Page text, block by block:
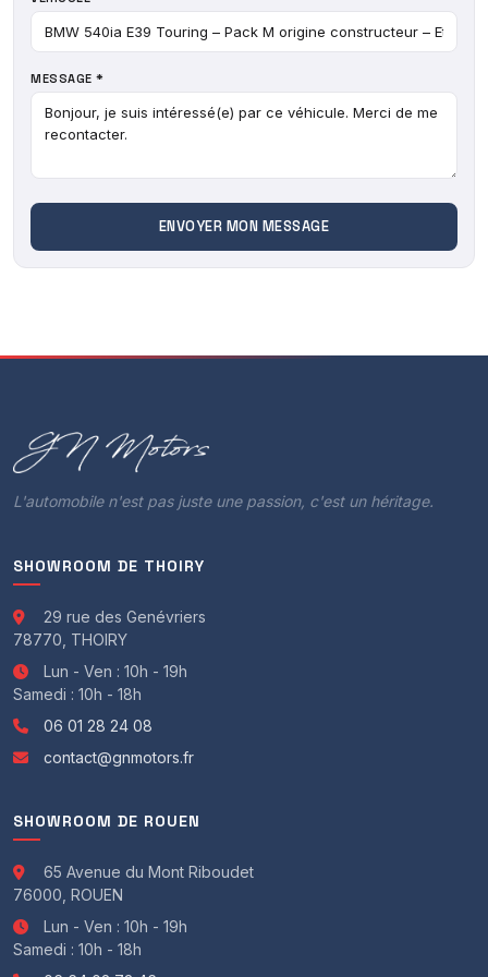
MESSAGE *
L'automobile n'est pas juste une passion, c'est un héritage.
SHOWROOM DE THOIRY
29 rue des Genévriers
78770, THOIRY
Lun - Ven : 10h - 19h
Samedi : 10h - 18h
06 01 28 24 08
contact@gnmotors.fr
SHOWROOM DE ROUEN
65 Avenue du Mont Riboudet
76000, ROUEN
Lun - Ven : 10h - 19h
Samedi : 10h - 18h